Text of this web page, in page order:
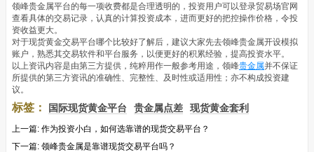
领峰贵金属平台的每一项收费都是合理透明的，投资用户可以登录贸易场官网
查看具体的交易记录，认真的计算投资成本，进而更好的把控操作价格，令投
资收益更大。
对于现货黄金交易平台哪个比较好了解后，建议大家先去领峰贵金属开设模拟
账户，熟悉其交易软件和平台服务，以便更好的积累经验，提高投资水平。
以上资讯内容是由第三方提供，纯粹用作一般参考用途，领峰贵金属并不保证
所提供的第三方资讯的准确性、完整性、及时性或适用性；亦不构成投资建
议。
标签： 国际现货黄金平台 贵金属点差 现货黄金套利
上一篇: 作为投资小白，如何选靠谱的现货交易平台？
下一篇: 领峰贵金属是靠谱现货交易平台吗？